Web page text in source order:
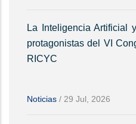
La Inteligencia Artificial
protagonistas del VI
RICYC
Noticias / 29 Jul, 2026